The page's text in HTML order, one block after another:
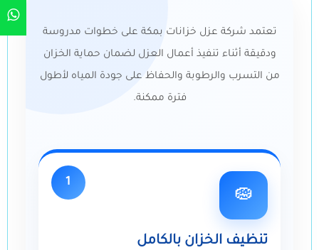
تعتمد شركة عزل خزانات بمكة على خطوات مدروسة
ودقيقة أثناء تنفيذ أعمال العزل لضمان حماية الخزان
من التسرب والرطوبة والحفاظ على جودة المياه لأطول
فترة ممكنة.
1
🧽
تنظيف الخزان بالكامل